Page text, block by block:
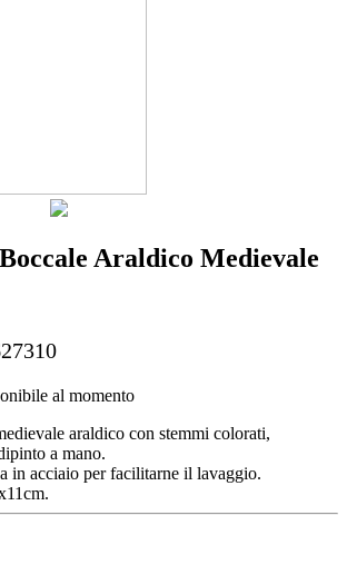
Araldico Medievale
araldico con stemmi colorati,
a mano.
in acciaio per facilitarne il lavaggio.